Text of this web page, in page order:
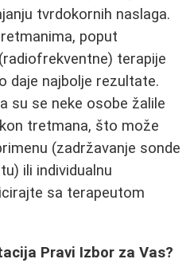
tvrdokornih naslaga.
poput
terapije
daje najbolje rezultate.
su se neke osobe žalile
tretmana, što može
(zadržavanje sonde
ili individualnu
sa terapeutom
Pravi Izbor za Vas?